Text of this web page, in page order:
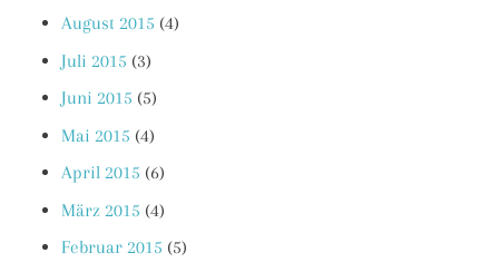
August 2015 (4)
Juli 2015 (3)
Juni 2015 (5)
Mai 2015 (4)
April 2015 (6)
März 2015 (4)
Februar 2015 (5)